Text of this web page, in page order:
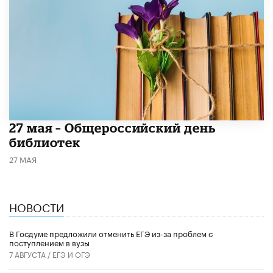
​27 мая – Общероссийский день
библиотек
27 МАЯ
НОВОСТИ
В Госдуме предложили отменить ЕГЭ из-за проблем с
поступлением в вузы
7 АВГУСТА / ЕГЭ И ОГЭ